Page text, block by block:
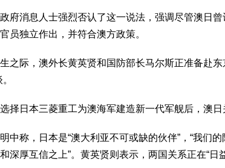
府消息人士强烈否认了这一说法，强调尽管澳日
员独立作出，并符合澳方政策。
之际，澳外长黄英贤和国防部长马尔斯正准备赴
择日本三菱重工为澳海军建造新一代军舰后，澳日
中称，日本是“澳大利亚不可或缺的伙伴”，“我们
深厚互信之上”。黄英贤则表示，两国关系正在“日益